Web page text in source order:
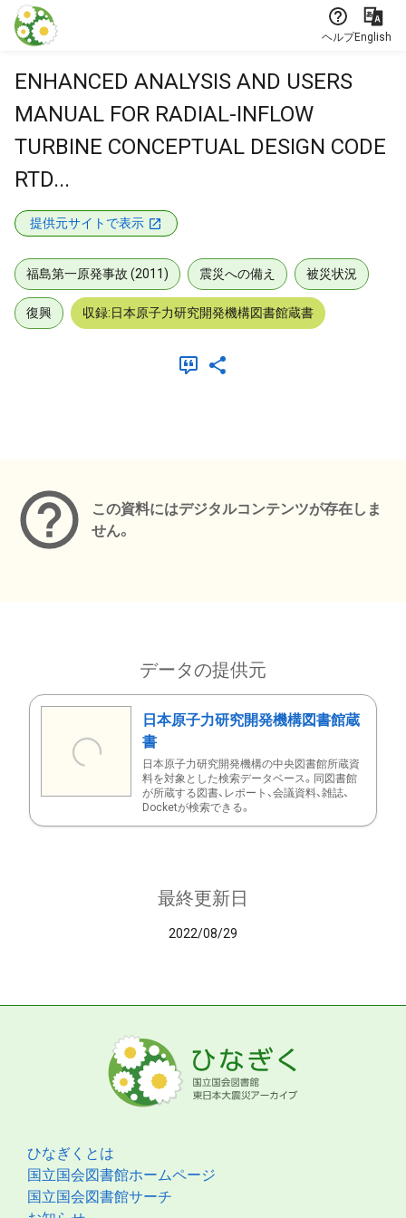
本文に飛ぶ
ヘルプEnglish
ENHANCED ANALYSIS AND USERS
MANUAL FOR RADIAL-INFLOW
TURBINE CONCEPTUAL DESIGN CODE
RTD...
提供元サイトで表示
福島第一原発事故 (2011) 震災への備え 被災状況
復興 収録:日本原子力研究開発機構図書館蔵書
この資料にはデジタルコンテンツが存在しま
せん。
データの提供元
日本原子力研究開発機構図書館蔵
書
日本原子力研究開発機構の中央図書館所蔵資
料を対象とした検索データベース。同図書館
が所蔵する図書、レポート、会議資料、雑誌、
Docketが検索できる。
最終更新日
2022/08/29
ひなぎくとは
国立国会図書館ホームページ
国立国会図書館サーチ